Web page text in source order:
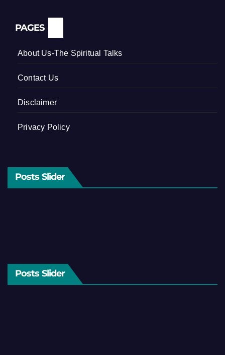
PAGES
About Us-The Spiritual Talks
Contact Us
Disclaimer
Privacy Policy
Posts Slider
Posts Slider